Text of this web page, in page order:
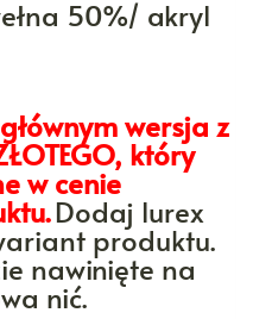
50%/ akryl
wersja z
który
w cenie
Dodaj lurex
produktu.
nawinięte na
nić.